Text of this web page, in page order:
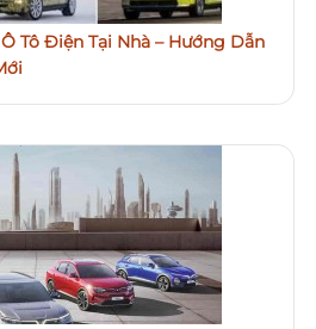
Tô Điện Tại Nhà – Hướng Dẫn